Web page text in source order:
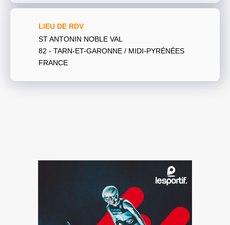
LIEU DE RDV
ST ANTONIN NOBLE VAL
82 - TARN-ET-GARONNE / MIDI-PYRÉNÉES
FRANCE